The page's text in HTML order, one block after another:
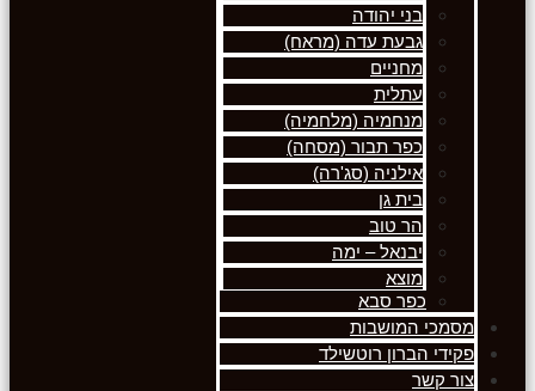
בני יהודה
גבעת עדה (מראח)
מחניים
עתלית
מנחמיה (מלחמיה)
כפר תבור (מסחה)
אילניה (סג'רה)
בית גן
הר טוב
יבנאל – ימה
מוצא
כפר סבא
מסמכי המושבות
פקידי הברון רוטשילד
צור קשר